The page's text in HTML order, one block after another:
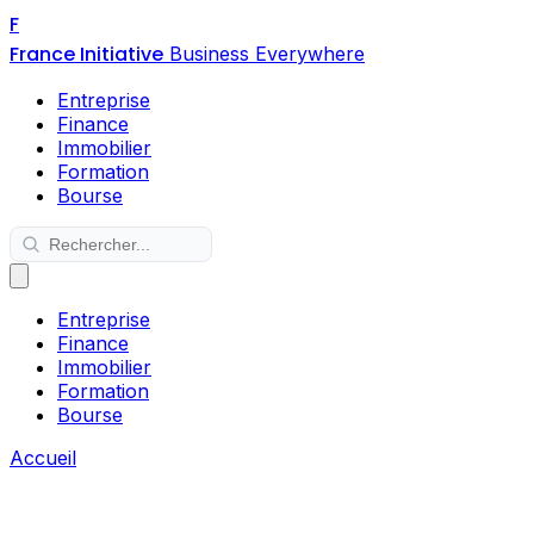
F
France Initiative Business Everywhere
Entreprise
Finance
Immobilier
Formation
Bourse
Entreprise
Finance
Immobilier
Formation
Bourse
Accueil